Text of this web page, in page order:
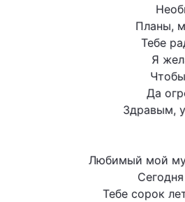
Планы,
Тебе
Я
Да
Здравым,
Любимый мой
Тебе сорок